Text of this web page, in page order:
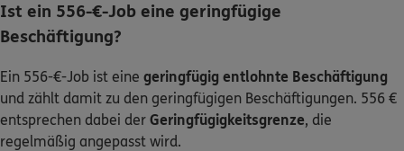
Ist ein 556-€-Job eine geringfügige
Beschäftigung?
Ein 556-€-Job ist eine geringfügig entlohnte Beschäftigung
und zählt damit zu den geringfügigen Beschäftigungen. 556 €
entsprechen dabei der Geringfügigkeitsgrenze, die
regelmäßig angepasst wird.